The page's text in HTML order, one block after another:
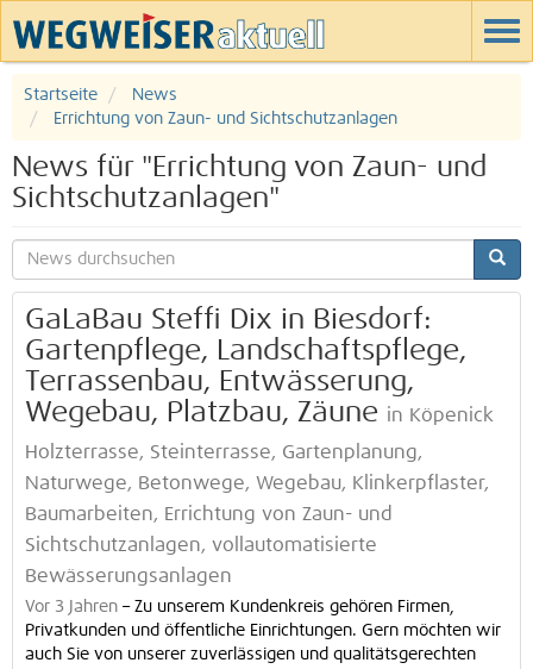
Startseite
News
Errichtung von Zaun- und Sichtschutzanlagen
News für "Errichtung von Zaun- und
Sichtschutzanlagen"
GaLaBau Steffi Dix in Biesdorf:
Gartenpflege, Landschaftspflege,
Terrassenbau, Entwässerung,
Wegebau, Platzbau, Zäune in Köpenick
Holzterrasse, Steinterrasse, Gartenplanung,
Naturwege, Betonwege, Wegebau, Klinkerpflaster,
Baumarbeiten, Errichtung von Zaun- und
Sichtschutzanlagen, vollautomatisierte
Bewässerungsanlagen
Vor 3 Jahren – Zu unserem Kundenkreis gehören Firmen,
Privatkunden und öffentliche Einrichtungen. Gern möchten wir
auch Sie von unserer zuverlässigen und qualitätsgerechten